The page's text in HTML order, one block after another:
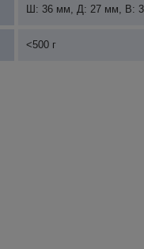
Ш: 36 мм, Д: 27 мм, В:
<500 г